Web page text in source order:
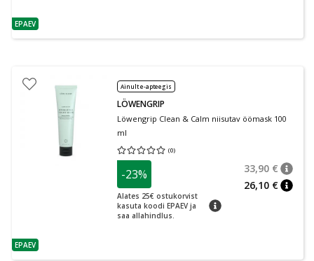
nõuanne
EPAEV
nõuanne
EPAEV
Ainult e-apteegis
LÖWENGRIP
Löwengrip Clean & Calm niisutav öömask 100
ml
(0)
Keskmine hinnang 0.00
-23%
Alates 25€ ostukorvist
kasuta koodi EPAEV ja
saa allahindlus.
nõuanne
33,90 €
26,10 €